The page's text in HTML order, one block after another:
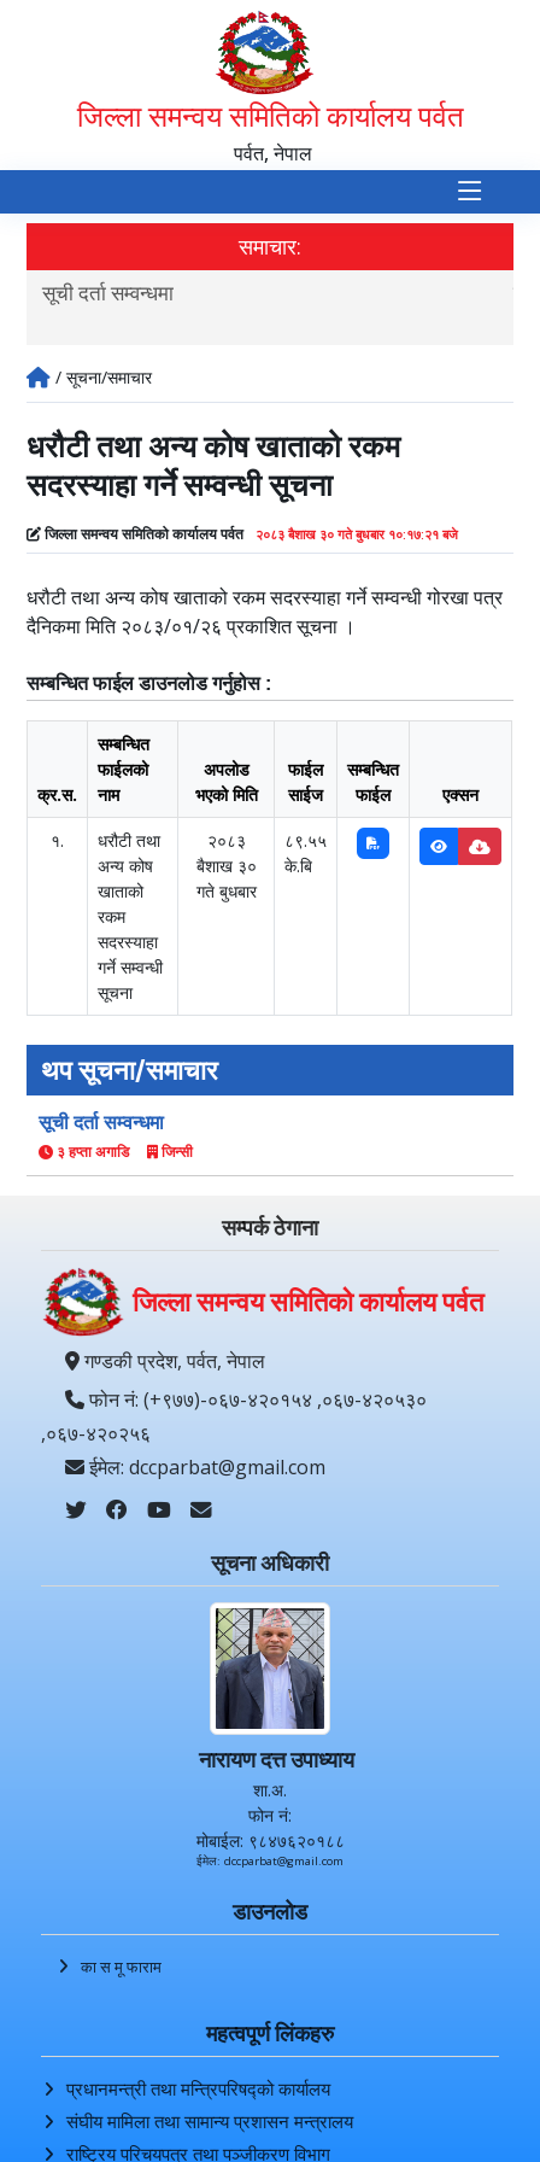
जिल्ला समन्वय समितिको कार्यालय पर्वत
पर्वत, नेपाल
समाचार:
सूची दर्ता सम्वन्धमा
/ सूचना/समाचार
धरौटी तथा अन्य कोष खाताको रकम
सदरस्याहा गर्ने सम्वन्धी सूचना
जिल्ला समन्वय समितिको कार्यालय पर्वत २०८३ बैशाख ३० गते बुधबार १०:१७:२१ बजे
धरौटी तथा अन्य कोष खाताको रकम सदरस्याहा गर्ने सम्वन्धीगोरखा पत्र
दैनिकमा मिति २०८३/०१/२६ प्रकाशित सूचना ।
सम्बन्धित फाईल डाउनलोड गर्नुहोस :
क्र.स.
सम्बन्धित
फाईलको
नाम
अपलोड
भएको मिति
फाईल
साईज
सम्बन्धित
फाईल
एक्सन
१.
धरौटी तथा
अन्य कोष
खाताको
रकम
सदरस्याहा
गर्ने सम्वन्धी
सूचना
२०८३
बैशाख ३०
गते बुधबार
८९.५५
के.बि
थप सूचना/समाचार
सूची दर्ता सम्वन्धमा
३ हप्ता अगाडि जिन्सी
सम्पर्क ठेगाना
जिल्ला समन्वय समितिको कार्यालय पर्वत
गण्डकी प्रदेश, पर्वत, नेपाल
फोन नं: (+९७७)-०६७-४२०१५४ ,०६७-४२०५३०
,०६७-४२०२५६
ईमेल: dccparbat@gmail.com
सूचना अधिकारी
नारायण दत्त उपाध्याय
शा.अ.
फोन नं:
मोबाईल: ९८४७६२०१८८
ईमेल: dccparbat@gmail.com
डाउनलोड
का स मू फाराम
महत्वपूर्ण लिंकहरु
प्रधानमन्त्री तथा मन्त्रिपरिषद्को कार्यालय
संघीय मामिला तथा सामान्य प्रशासन मन्त्रालय
राष्ट्रिय परिचयपत्र तथा पञ्‍जीकरण विभाग